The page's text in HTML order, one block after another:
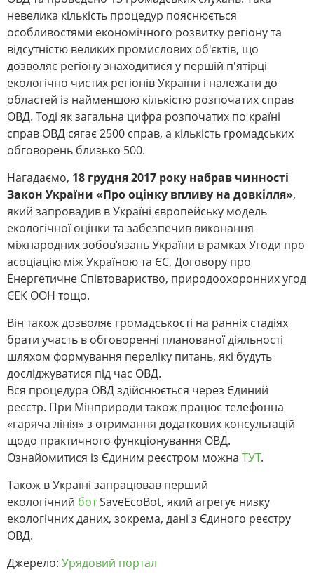
невелика кількість процедур пояснюється
особливостями економічного розвитку регіону та
відсутністю великих промислових об'єктів, що
дозволяє регіону знаходитися у першій п'ятірці
екологічно чистих регіонів України і належати до
областей із найменшою кількістю розпочатих справ
ОВД. Тоді як загальна цифра розпочатих по країні
справ ОВД сягає 2500 справ, а кількість громадських
обговорень близько 500.
Нагадаємо, 18 грудня 2017 року набрав чинності
Закон України «Про оцінку впливу на довкілля»,
який запровадив в Україні європейську модель
екологічної оцінки та забезпечив виконання
міжнародних зобов’язань України в рамках Угоди про
асоціацію між Україною та ЄС, Договору про
Енергетичне Співтовариство, природоохоронних угод
ЄЕК ООН тощо.
Він також дозволяє громадськості на ранніх стадіях
брати участь в обговоренні планованої діяльності
шляхом формування переліку питань, які будуть
досліджуватися під час ОВД.
Вся процедура ОВД здійснюється через Єдиний
реєстр. При Мінприроди також працює телефонна
«гаряча лінія» з отримання додаткових консультацій
щодо практичного функціонування ОВД.
Ознайомитися із Єдиним реєстром можна ТУТ.
Також в Україні запрацював перший
екологічний ботSaveEcoBot, який агрегує низку
екологічних даних, зокрема, дані з Єдиного реєстру
ОВД.
Джерело: Урядовий портал